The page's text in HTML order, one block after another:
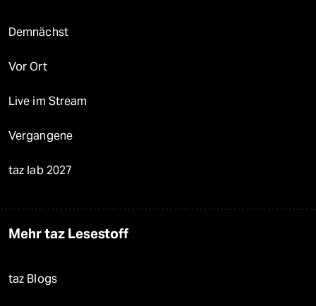
Demnächst
Vor Ort
Live im Stream
Vergangene
taz lab 2027
Mehr taz Lesestoff
taz Blogs